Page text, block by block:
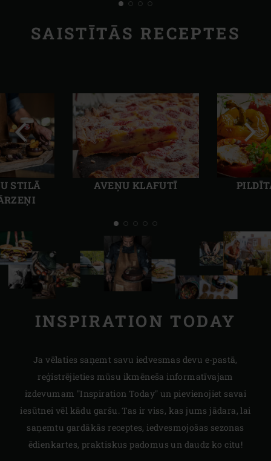
SAISTĪTĀS RECEPTES
STILĀ
AVEŅU KLAFUTĪ
Iepriekšējais
slaids
INSPIRATION TODAY
Ja vēlaties saņemt savu iedvesmas devu e-pastā,
reģistrējieties mūsu ikmēneša informatīvajam
izdevumam "Inspiration Today" un pievienojiet savai
iesūtnei vēl kādu garšu. Tas ir viss, kas jums jādara, lai
saņemtu gardākās receptes, iedvesmojošas sezonas
ēdienkartes, praktiskus padomus un daudz ko citu!